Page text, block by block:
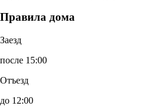
Правила дома
Заезд
после 15:00
Отъезд
до 12:00